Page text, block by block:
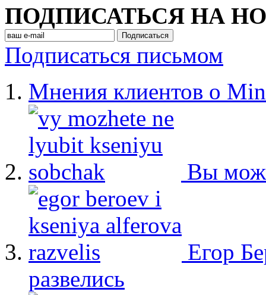
ПОДПИСАТЬСЯ НА
Подписаться письмом
Мнения клиентов о
Вы
Егор
развелись